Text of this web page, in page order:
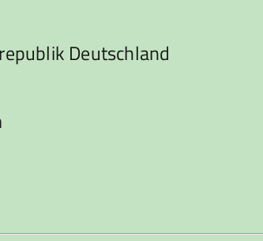
Deutschland